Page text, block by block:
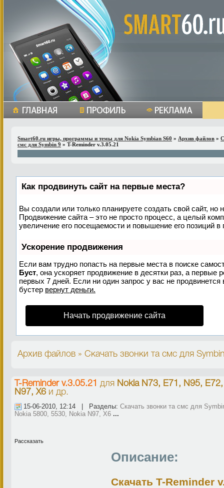
Smart60.ru игры, программы и темы для Nokia Symbian S60 » Архив файлов »
смс для Symbin 9 » T-Reminder v.3.05.21
Как продвинуть сайт на первые места?
Вы создали или только планируете создать свой сайт, но
Продвижение сайта – это не просто процесс, а целый
увеличение его посещаемости и повышение его позиций в
Ускорение продвижения
Если вам трудно попасть на первые места в поиске
Буст, она ускоряет продвижение в десятки раз, а первые
первых 7 дней. Если ни один запрос у вас не
бустер вернут деньги.
Начать продвижение сайта
Архив файлов » Скачать звонки та смс для
T-Reminder v.3.05.21 для Nokia N73, E71, N95,
N97, X6 и др.
15-06-2010, 12:14 | Разделы: Скачать звонки та смс для
Nokia 5800, 5530, Nokia N97, X6 ...
Рассказать
Описание:
Скачать T-Reminder